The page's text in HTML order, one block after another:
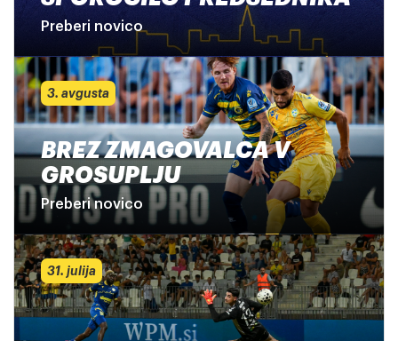
Preberi novico
3. avgusta
BREZ ZMAGOVALCA V
GROSUPLJU
Preberi novico
31. julija